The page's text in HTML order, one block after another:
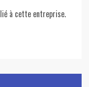
à cette entreprise.